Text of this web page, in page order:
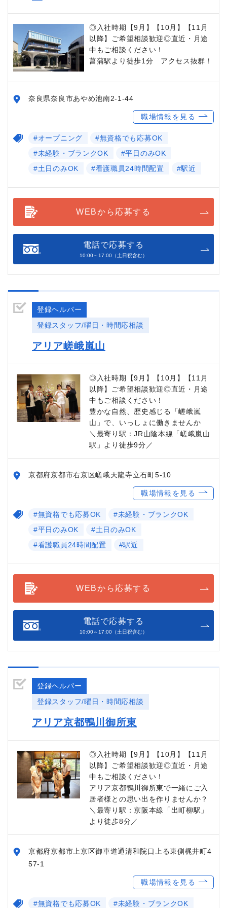
◎入社時期【9月】【10月】【11月
以降】ご希望相談歓迎◎直近・月途
中もご相談ください！
菖蒲駅より徒歩1分 アクセス抜群！
奈良県奈良市あやめ池南2-1-44
職場情報を見る
#オープニング
#無資格でも応募OK
#未経験・ブランクOK
#平日のみOK
#土日のみOK
#看護職員24時間配置 #駅近
WEBから応募する
電話で応募する
10:00～17:00（土日祝含む）
登録ヘルパー
登録スタッフ/曜日・時間応相談
アリア嵯峨嵐山
◎入社時期【9月】【10月】【11月
以降】ご希望相談歓迎◎直近・月途
中もご相談ください！
豊かな自然、歴史感じる「嵯峨嵐
山」で、いっしょに働きませんか
＼最寄り駅：JR山陰本線「嵯峨嵐山
駅」より徒歩9分／
京都府京都市右京区嵯峨天龍寺立石町5-10
職場情報を見る
#無資格でも応募OK
#未経験・ブランクOK
#平日のみOK
#土日のみOK
#看護職員24時間配置
#駅近
WEBから応募する
電話で応募する
10:00～17:00（土日祝含む）
登録ヘルパー
登録スタッフ/曜日・時間応相談
アリア京都鴨川御所東
◎入社時期【9月】【10月】【11月
以降】ご希望相談歓迎◎直近・月途
中もご相談ください！
アリア京都鴨川御所東で一緒にご入
居者様との思い出を作りませんか？
＼最寄り駅：京阪本線「出町柳駅」
より徒歩8分／
京都府京都市上京区御車道通清和院口上る東側梶井町4
57-1
職場情報を見る
#無資格でも応募OK
#未経験・ブランクOK